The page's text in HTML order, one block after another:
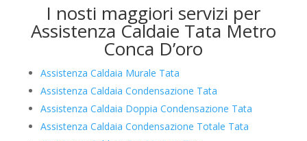
I nosti maggiori servizi per
Assistenza Caldaie Tata Metro
Conca D’oro
Assistenza Caldaia Murale Tata
Assistenza Caldaia Condensazione Tata
Assistenza Caldaia Doppia Condensazione Tata
Assistenza Caldaia Condensazione Totale Tata